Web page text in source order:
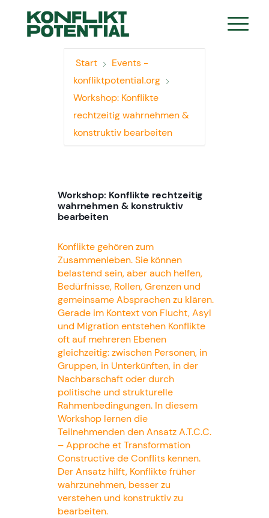
Start
Events -
konfliktpotential.org
Workshop: Konflikte
rechtzeitig wahrnehmen &
konstruktiv bearbeiten
Workshop: Konflikte rechtzeitig
wahrnehmen & konstruktiv
bearbeiten
Konflikte gehören zum
Zusammenleben. Sie können
belastend sein, aber auch helfen,
Bedürfnisse, Rollen, Grenzen und
gemeinsame Absprachen zu klären.
Gerade im Kontext von Flucht, Asyl
und Migration entstehen Konflikte
oft auf mehreren Ebenen
gleichzeitig: zwischen Personen, in
Gruppen, in Unterkünften, in der
Nachbarschaft oder durch
politische und strukturelle
Rahmenbedingungen. In diesem
Workshop lernen die
Teilnehmenden den Ansatz A.T.C.C.
– Approche et Transformation
Constructive de Conflits kennen.
Der Ansatz hilft, Konflikte früher
wahrzunehmen, besser zu
verstehen und konstruktiv zu
bearbeiten.